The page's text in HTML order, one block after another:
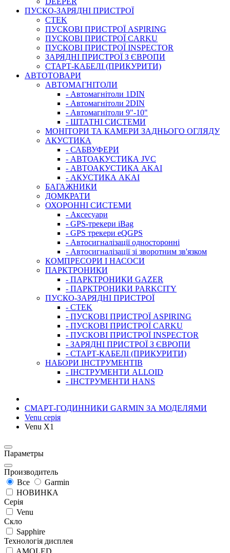
ПУСКО-ЗАРЯДНІ ПРИСТРОЇ
CTEK
ПУСКОВІ ПРИСТРОЇ ASPIRING
ПУСКОВІ ПРИСТРОЇ CARKU
ПУСКОВІ ПРИСТРОЇ INSPECTOR
ЗАРЯДНІ ПРИСТРОЇ З ЄВРОПИ
СТАРТ-КАБЕЛІ (ПРИКУРИТИ)
АВТОТОВАРИ
АВТОМАГНІТОЛИ
- Автомагнітоли 1DIN
- Автомагнітоли 2DIN
- Автомагнітоли 9"-10"
- ШТАТНІ СИСТЕМИ
МОНІТОРИ ТА КАМЕРИ ЗАДНЬОГО ОГЛЯДУ
АКУСТИКА
- САБВУФЕРИ
- АВТОАКУСТИКА JVC
- АВТОАКУСТИКА AKAI
- АКУСТИКА AKAI
БАГАЖНИКИ
ДОМКРАТИ
ОХОРОННІ СИСТЕМИ
- Аксесуари
- GPS-трекери iBag
- GPS трекери eQGPS
- Автосигналізації односторонні
- Автосигналізації зі зворотним зв'язком
КОМПРЕСОРИ І НАСОСИ
ПАРКТРОНИКИ
- ПАРКТРОНИКИ GAZER
- ПАРКТРОНИКИ PARKCITY
ПУСКО-ЗАРЯДНІ ПРИСТРОЇ
- CTEK
- ПУСКОВІ ПРИСТРОЇ ASPIRING
- ПУСКОВІ ПРИСТРОЇ CARKU
- ПУСКОВІ ПРИСТРОЇ INSPECTOR
- ЗАРЯДНІ ПРИСТРОЇ З ЄВРОПИ
- СТАРТ-КАБЕЛІ (ПРИКУРИТИ)
НАБОРИ ІНСТРУМЕНТІВ
- ІНСТРУМЕНТИ ALLOID
- ІНСТРУМЕНТИ HANS
СМАРТ-ГОДИННИКИ GARMIN ЗА МОДЕЛЯМИ
Venu серія
Venu X1
Параметры
Производитель
Все
Garmin
НОВИНКА
Серія
Venu
Скло
Sapphire
Технологія дисплея
AMOLED